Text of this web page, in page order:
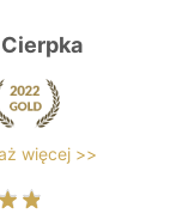
więcej >>